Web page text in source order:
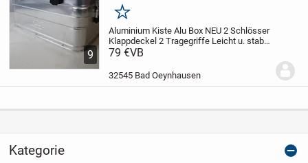
9
selbsteinklappende Tragegriffe,
umlaufende Gummidichtung,
Verstärkungs-Sicken L = 43 cm, H =
29 cm, B = 33 cm. Lagern,
Merken
Aluminium Kiste Alu Box NEU 2 Schlösser
Klappdeckel 2 Tragegriffe Leicht u. stabil
aus starkem, hochwertigen Aluminium
AluminiumprofilenStaub- und
spritzwasser...
79 €VB
32545 Bad Oeynhausen
Kategorie